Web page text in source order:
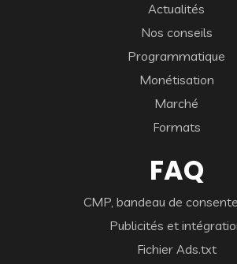
Actualités
Nos conseils
Programmatique
Monétisation
Marché
Formats
FAQ
CMP, bandeau de
Publicités et
Fichier Ads.txt